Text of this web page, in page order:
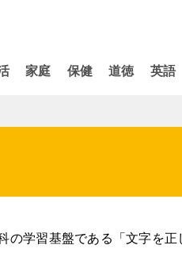
家庭 保健 道徳 英語
学習基盤である「文字を正